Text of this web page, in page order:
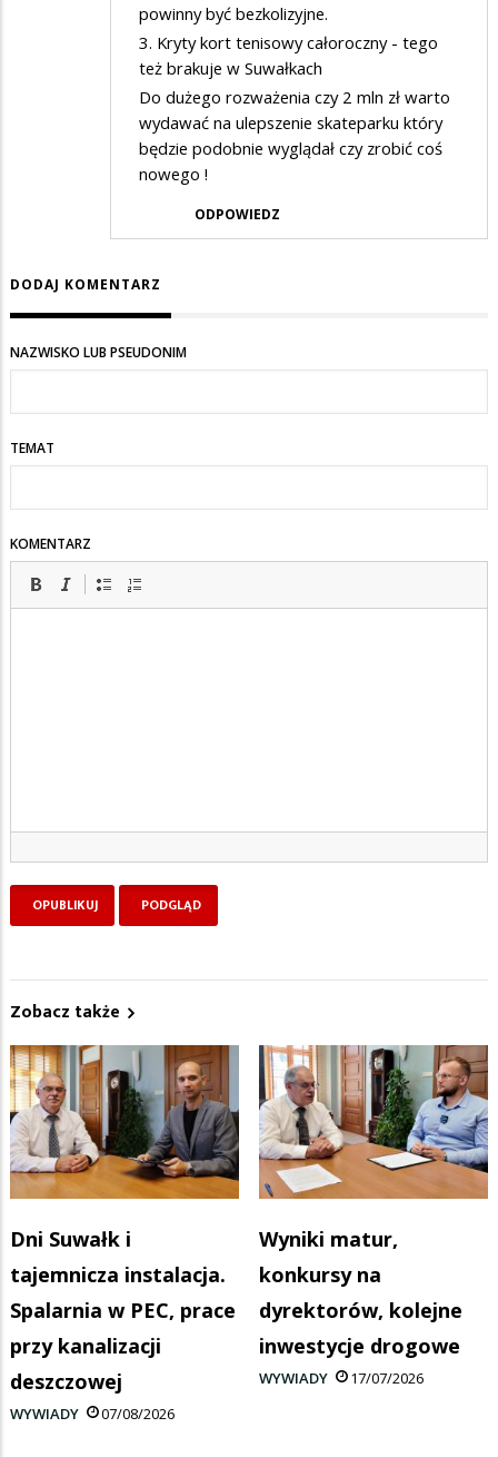
powinny być bezkolizyjne.
3. Kryty kort tenisowy całoroczny - tego
też brakuje w Suwałkach
Do dużego rozważenia czy 2 mln zł warto
wydawać na ulepszenie skateparku który
będzie podobnie wyglądał czy zrobić coś
nowego !
ODPOWIEDZ
DODAJ KOMENTARZ
NAZWISKO LUB PSEUDONIM
TEMAT
KOMENTARZ
Zobacz także
Dni Suwałk i
tajemnicza instalacja.
Spalarnia w PEC, prace
przy kanalizacji
deszczowej
WYWIADY 07/08/2026
Wyniki matur,
konkursy na
dyrektorów, kolejne
inwestycje drogowe
WYWIADY 17/07/2026